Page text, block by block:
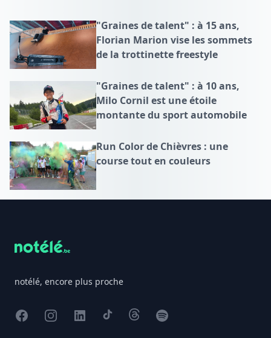
"Graines de talent" : à 15 ans,
Florian Marion vise les sommets
de la trottinette freestyle
"Graines de talent" : à 10 ans,
Milo Cornil est une étoile
montante du sport automobile
Run Color de Chièvres : une
course tout en couleurs
notélé, encore plus proche
FacebookInstagram
X TikTokThreadsSpotify